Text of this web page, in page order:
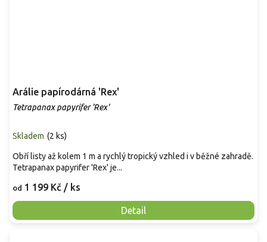
Arálie papírodárná 'Rex'
Tetrapanax papyrifer 'Rex'
Skladem (2 ks)
od 1 199 Kč / ks
Detail
Obří listy až kolem 1 m a rychlý tropický vzhled i v běžné zahradě.
Tetrapanax papyrifer 'Rex' je...